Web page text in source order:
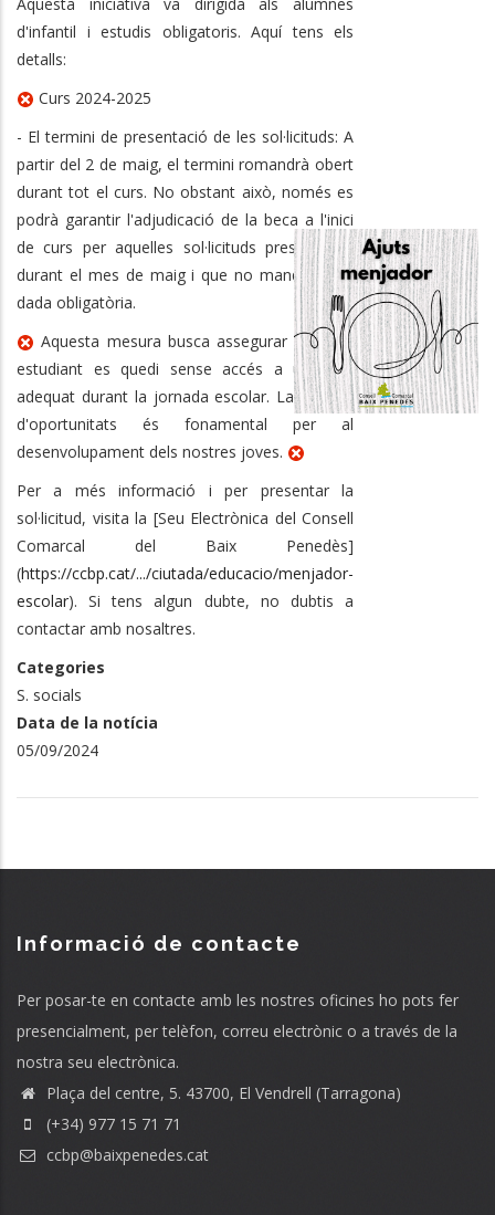
d'infantil i estudis obligatoris. Aquí tens els
detalls:
Curs 2024-2025
- El termini de presentació de les sol·licituds: A
partir del 2 de maig, el termini romandrà obert
durant tot el curs. No obstant això, només es
podrà garantir l'adjudicació de la beca a l'inici
de curs per aquelles sol·licituds presentades
durant el mes de maig i que no manquin cap
dada obligatòria.
Aquesta mesura busca assegurar que cap
estudiant es quedi sense accés a un àpat
adequat durant la jornada escolar. La igualtat
d'oportunitats és fonamental per al
desenvolupament dels nostres joves.
Per a més informació i per presentar la
sol·licitud, visita la [Seu Electrònica del Consell
Comarcal del Baix Penedès]
(https://ccbp.cat/.../ciutada/educacio/menjador-
escolar). Si tens algun dubte, no dubtis a
contactar amb nosaltres.
Categories
S. socials
Data de la notícia
05/09/2024
Informació de contacte
Per posar-te en contacte amb les nostres oficines ho pots fer
presencialment, per telèfon, correu electrònic o a través de la
nostra seu electrònica.
Plaça del centre, 5. 43700, El Vendrell (Tarragona)
(+34) 977 15 71 71
ccbp@baixpenedes.cat